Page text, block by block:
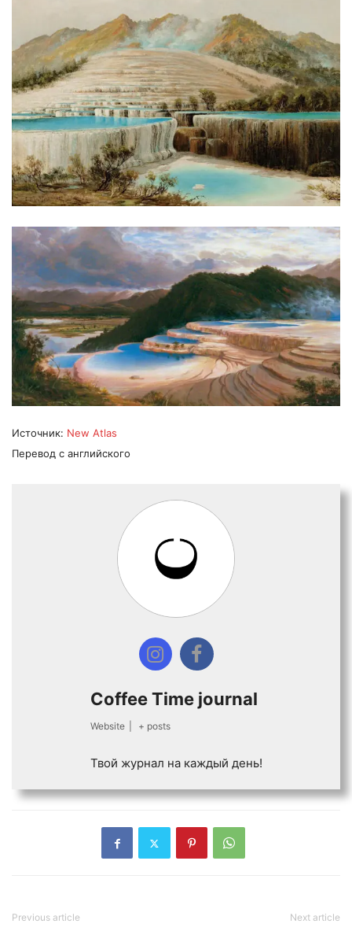
Источник: New Atlas
Перевод с английского
Coffee Time journal
Website + posts
Твой журнал на каждый день!
Previous article Next article